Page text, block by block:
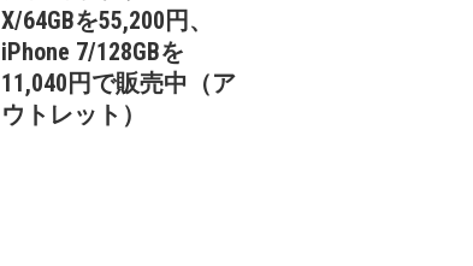
X/64GBを55,200円、
iPhone 7/128GBを
11,040円で販売中（ア
ウトレット）